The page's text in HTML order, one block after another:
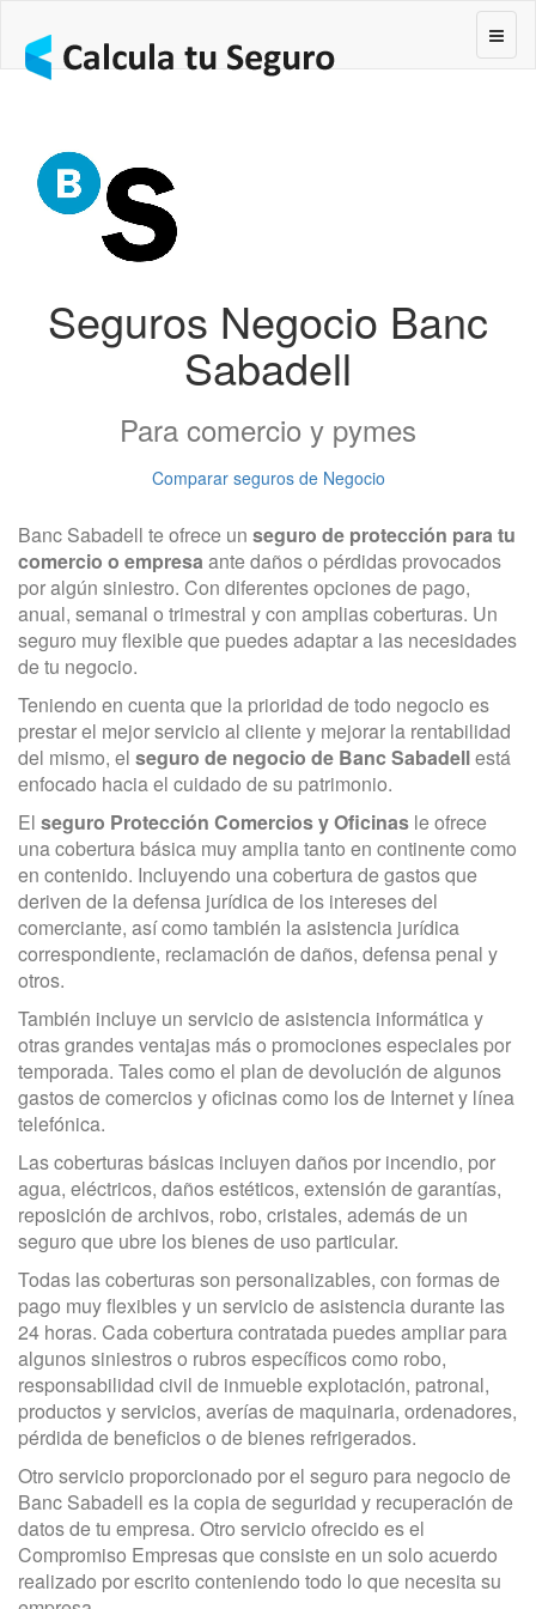
Seguros Negocio Banc
Sabadell
Para comercio y pymes
Comparar seguros de Negocio
Banc Sabadell te ofrece un seguro de protección para tu
comercio o empresaante daños o pérdidas provocados
por algún siniestro. Con diferentes opciones de pago,
anual, semanal o trimestral y con amplias coberturas. Un
seguro muy flexible que puedes adaptar a las necesidades
de tu negocio.
Teniendo en cuenta que la prioridad de todo negocio es
prestar el mejor servicio al cliente y mejorar la rentabilidad
del mismo, el seguro de negocio de Banc Sabadellestá
enfocado hacia el cuidado de su patrimonio.
El seguro Protección Comercios y Oficinas le ofrece
una cobertura básica muy amplia tanto en continente como
en contenido. Incluyendo una cobertura de gastos que
deriven de la defensa jurídica de los intereses del
comerciante, así como también la asistencia jurídica
correspondiente, reclamación de daños, defensa penal y
otros.
También incluye un servicio de asistencia informática y
otras grandes ventajas más o promociones especiales por
temporada. Tales como el plan de devolución de algunos
gastos de comercios y oficinas como los de Internet y línea
telefónica.
Las coberturas básicas incluyen daños por incendio, por
agua, eléctricos, daños estéticos, extensión de garantías,
reposición de archivos, robo, cristales, además de un
seguro que ubre los bienes de uso particular.
Todas las coberturas son personalizables, con formas de
pago muy flexibles y un servicio de asistencia durante las
24 horas. Cada cobertura contratada puedes ampliar para
algunos siniestros o rubros específicos como robo,
responsabilidad civil de inmueble explotación, patronal,
productos y servicios, averías de maquinaria, ordenadores,
pérdida de beneficios o de bienes refrigerados.
Otro servicio proporcionado por el seguro para negocio de
Banc Sabadell es la copia de seguridad y recuperación de
datos de tu empresa. Otro servicio ofrecido es el
Compromiso Empresas que consiste en un solo acuerdo
realizado por escrito conteniendo todo lo que necesita su